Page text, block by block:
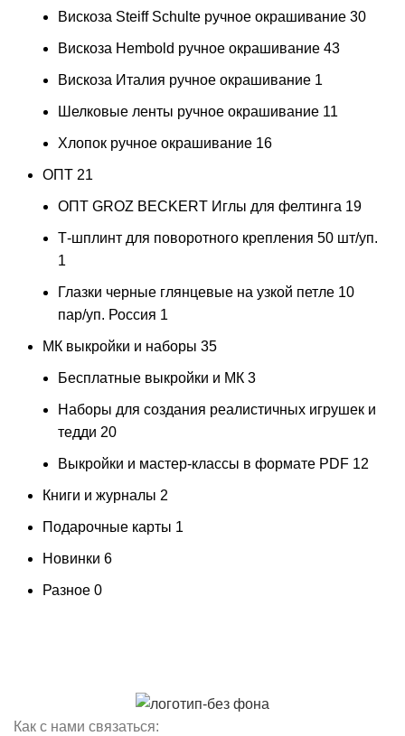
Вискоза Steiff Schulte ручное окрашивание 30
Вискоза Hembold ручное окрашивание 43
Вискоза Италия ручное окрашивание 1
Шелковые ленты ручное окрашивание 11
Хлопок ручное окрашивание 16
ОПТ 21
ОПТ GROZ BECKERT Иглы для фелтинга 19
Т-шплинт для поворотного крепления 50 шт/уп.
1
Глазки черные глянцевые на узкой петле 10
пар/уп. Россия 1
МК выкройки и наборы 35
Бесплатные выкройки и МК 3
Наборы для создания реалистичных игрушек и
тедди 20
Выкройки и мастер-классы в формате PDF 12
Книги и журналы 2
Подарочные карты 1
Новинки 6
Разное 0
Как с нами связаться: